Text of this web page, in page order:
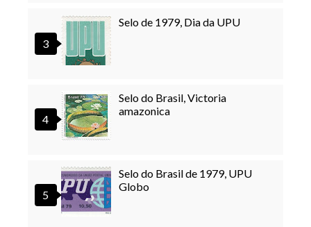
Selo de 1979, Dia da UPU
Selo do Brasil, Victoria
amazonica
Selo do Brasil de 1979, UPU
Globo